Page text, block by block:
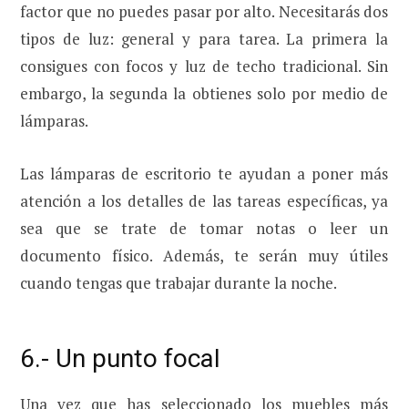
factor que no puedes pasar por alto. Necesitarás dos
tipos de luz: general y para tarea. La primera la
consigues con focos y luz de techo tradicional. Sin
embargo, la segunda la obtienes solo por medio de
lámparas.
Las lámparas de escritorio te ayudan a poner más
atención a los detalles de las tareas específicas, ya
sea que se trate de tomar notas o leer un
documento físico. Además, te serán muy útiles
cuando tengas que trabajar durante la noche.
6.- Un punto focal
Una vez que has seleccionado los muebles más